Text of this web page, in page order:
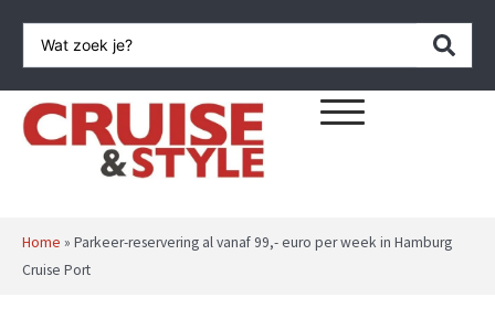
Home » Parkeer-reservering al vanaf 99,- euro per week in Hamburg
Cruise Port